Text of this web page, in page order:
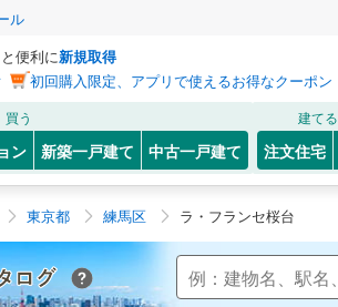
ル
便利に新規取得
初回購入限定、アプリで使えるお得なクーポン
買う
ン 新築一戸建て 中古一戸建て
建てる
注文住宅
東京都 練馬区 ラ・フランセ桜台
Yahoo!不動産 マンションカタログ